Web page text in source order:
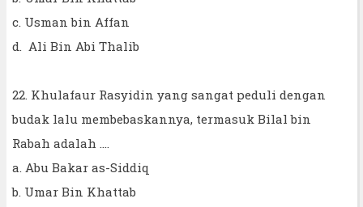
c. Usman bin Affan
d. Ali Bin Abi Thalib
22. Khulafaur Rasyidin yang sangat peduli dengan
budak lalu membebaskannya, termasuk Bilal bin
Rabah adalah ….
a. Abu Bakar as-Siddiq
b. Umar Bin Khattab